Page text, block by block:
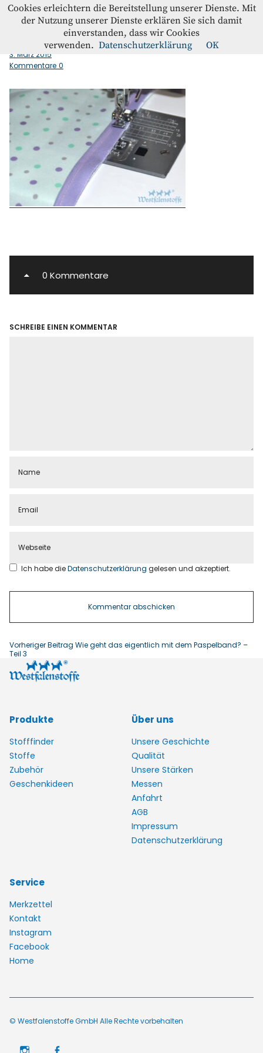
Westfalenstoffe-Blog
Kontakt
InstagramFacebook
Paspel_naehen_Saum
3. März 2015
Kommentare 0
0 Kommentare
SCHREIBE EINEN KOMMENTAR
Ich habe dieDatenschutzerklärunggelesen und akzeptiert.
Vorheriger Beitrag Wie geht das eigentlich mit dem Paspelband? –
Teil 3
Produkte
Stofffinder
Stoffe
Zubehör
Geschenkideen
Über uns
Unsere Geschichte
Qualität
Unsere Stärken
Messen
Anfahrt
AGB
Impressum
Datenschutzerklärung
Service
Merkzettel
Kontakt
Instagram
Facebook
Home
© Westfalenstoffe GmbH Alle Rechte vorbehalten
Cookies erleichtern die Bereitstellung unserer Dienste. Mit
der Nutzung unserer Dienste erklären Sie sich damit
einverstanden, dass wir Cookies
verwenden. Datenschutzerklärung OK